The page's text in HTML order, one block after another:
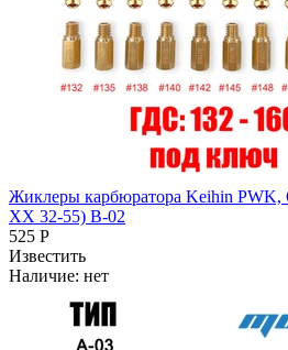
Жиклеры карбюратора Keihin
ХХ 32-55) B-02
525 Р
Известить
Наличие: нет